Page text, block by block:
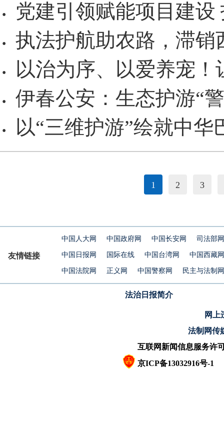
· 党建引领赋能项目建
· 执法护航助农路，滞销
· 以治为序、以爱养宠
· 伊春公安：生态护游“
· 以“三维护游”绘就中华
1 2 3
友情链接
中国人大网 中国政府网 中国长安网 司法部
中国日报网 国际在线 中国台湾网 中国西藏网
中国法院网 正义网 中国警察网 民主与法制网
法治日报简介
网上
法制网传
互联网新闻信息服务许
京ICP备13032916号-1